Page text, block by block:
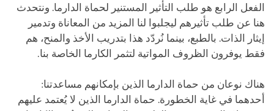
الفعل الرابع هو طلب التأثير المستنير لحماة الدارما. ونتحدث
هنا عن طلب تأثيرهم ليجلبوا لنا المزيد من المعاناة وتدمير
إيثار الذات. بالطبع، بينما نُردّد هذا بتدريب الأخذ والمنح، هم
فقط يوفرون الظروف المواتية لتثمر الكارما الخاصة بنا.
هناك نوعان من حماة الدارما الذين بإمكانهم مساعدتنا:
أحدهما في غاية الخطورة. حماة الدارما الذين لا يُعتمد عليهم